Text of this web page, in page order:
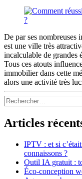
De par ses nombreuses
est une ville très
incalculable de grandes
Tous ces atouts
immobilier dans cette
alors une activité très
Sidebar
Rechercher :
Articles
IPTV : et si
connaissons ?
Outil IA gratuit :
Éco-conception